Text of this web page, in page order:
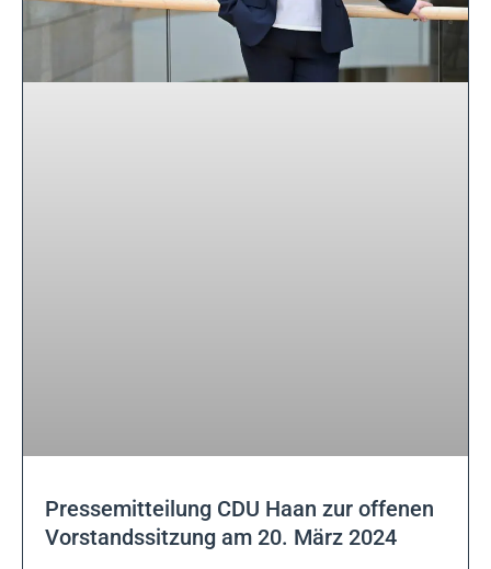
Pressemitteilung CDU Haan zur offenen
Vorstandssitzung am 20. März 2024